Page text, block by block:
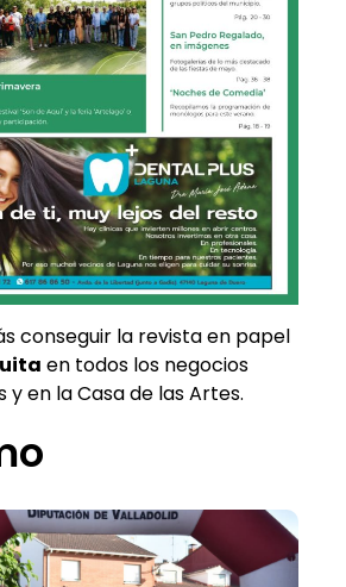
conseguir la revista en papel
en todos los negocios
en la Casa de las Artes.